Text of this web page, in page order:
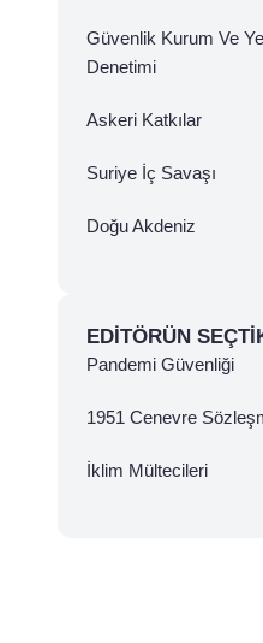
Güvenlik Kurum Ve
Denetimi
Askeri Katkılar
Suriye İç Savaşı
Doğu Akdeniz
EDITÖRÜN
Pandemi Güvenliği
1951 Cenevre
İklim Mültecileri